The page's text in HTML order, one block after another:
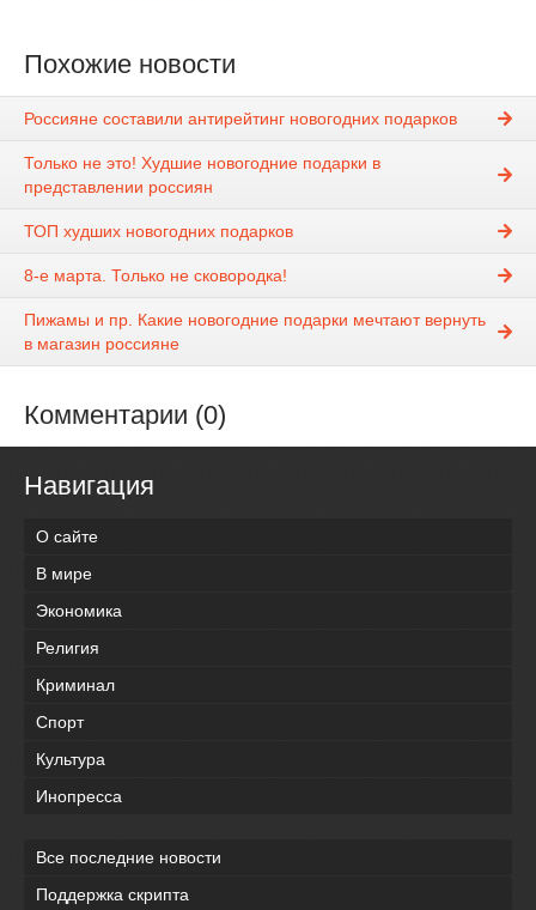
Похожие новости
Россияне составили антирейтинг новогодних подарков
Только не это! Худшие новогодние подарки в
представлении россиян
ТОП худших новогодних подарков
8-е марта. Только не сковородка!
Пижамы и пр. Какие новогодние подарки мечтают вернуть
в магазин россияне
Комментарии (0)
Навигация
О сайте
В мире
Экономика
Религия
Криминал
Спорт
Культура
Инопресса
Все последние новости
Поддержка скрипта